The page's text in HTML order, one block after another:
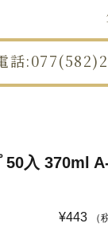
話
入 370ml
¥443 （